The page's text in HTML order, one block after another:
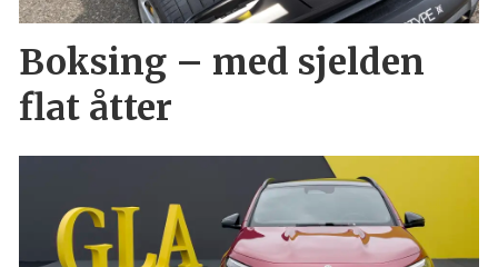
Boksing – med sjelden
flat åtter